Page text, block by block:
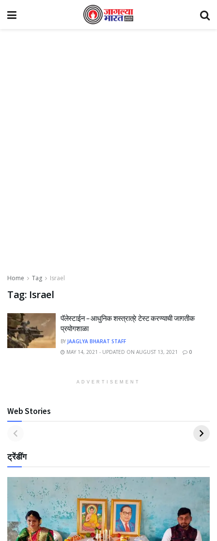
Home Tag Israel
Tag: Israel
पॅलेस्टाईन – आधुनिक शस्त्रात्रे टेस्ट करण्याची जागतीक
प्रयोगशाळा
BY JAAGLYA BHARAT STAFF
MAY 14, 2021 - UPDATED ON AUGUST 13, 2021
0
ADVERTISEMENT
Web Stories
ट्रेंडींग